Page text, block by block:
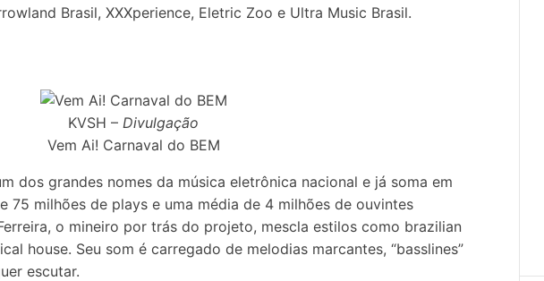
Brasil, XXXperience, Eletric Zoo e Ultra Music Brasil.
KVSH –Divulgação
Vem Ai! Carnaval do BEM
dos grandes nomes da música eletrônica nacional e já soma em
75 milhões de plays e uma média de 4 milhões de ouvintes
o mineiro por trás do projeto, mescla estilos como brazilian
house. Seu som é carregado de melodias marcantes, “basslines”
escutar.